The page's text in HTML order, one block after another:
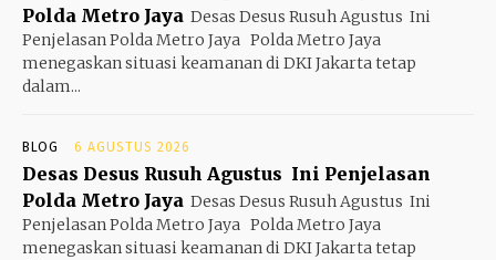
Polda Metro Jaya Desas Desus Rusuh Agustus Ini
Penjelasan Polda Metro Jaya Polda Metro Jaya
menegaskan situasi keamanan di DKI Jakarta tetap
dalam...
BLOG 6 AGUSTUS 2026
Desas Desus Rusuh Agustus Ini Penjelasan
Polda Metro Jaya Desas Desus Rusuh Agustus Ini
Penjelasan Polda Metro Jaya Polda Metro Jaya
menegaskan situasi keamanan di DKI Jakarta tetap